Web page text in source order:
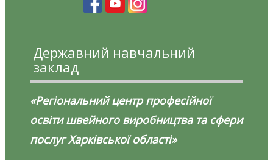
Державний навчальний
заклад
«Регіональний центр професійної
освіти швейного виробництва та сфери
послуг Харківської області»